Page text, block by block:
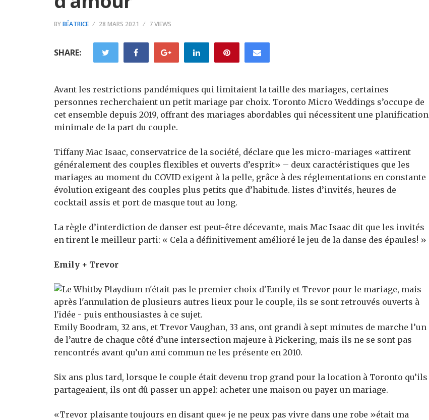
BYBÉATRICE 28 MARS 2021 7 VIEWS
SHARE:
Avant les restrictions pandémiques qui limitaient la taille des mariages, certaines
personnes recherchaient un petit mariage par choix. Toronto Micro Weddings s’occupe de
cet ensemble depuis 2019, offrant des mariages abordables qui nécessitent une planification
minimale de la part du couple.
Tiffany Mac Isaac, conservatrice de la société, déclare que les micro-mariages «attirent
généralement des couples flexibles et ouverts d’esprit» – deux caractéristiques que les
mariages au moment du COVID exigent à la pelle, grâce à des réglementations en constante
évolution exigeant des couples plus petits que d’habitude. listes d’invités, heures de
cocktail assis et port de masque tout au long.
La règle d’interdiction de danser est peut-être décevante, mais Mac Isaac dit que les invités
en tirent le meilleur parti: « Cela a définitivement amélioré le jeu de la danse des épaules! »
Emily + Trevor
Emily Boodram, 32 ans, et Trevor Vaughan, 33 ans, ont grandi à sept minutes de marche l’un
de l’autre de chaque côté d’une intersection majeure à Pickering, mais ils ne se sont pas
rencontrés avant qu’un ami commun ne les présente en 2010.
Six ans plus tard, lorsque le couple était devenu trop grand pour la location à Toronto qu’ils
partageaient, ils ont dû passer un appel: acheter une maison ou payer un mariage.
«Trevor plaisante toujours en disant que« je ne peux pas vivre dans une robe »était ma